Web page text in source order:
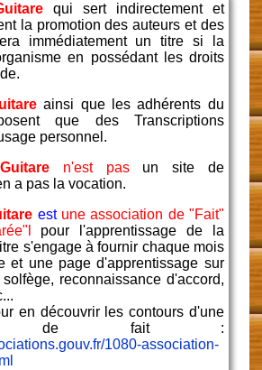
qui sert indirectement et
la promotion des auteurs et des
immédiatement un titre si la
en possédant les droits
ainsi que les adhérents du
que des Transcriptions
personnel.
n'est pasun site de
a pas la vocation.
est une association de "Fait"
pour l'apprentissage de la
s'engage à fournir chaque mois
et une page d'apprentissage sur
reconnaissance d'accord,
en découvrir les contours d'une
de fait :
1080-association-